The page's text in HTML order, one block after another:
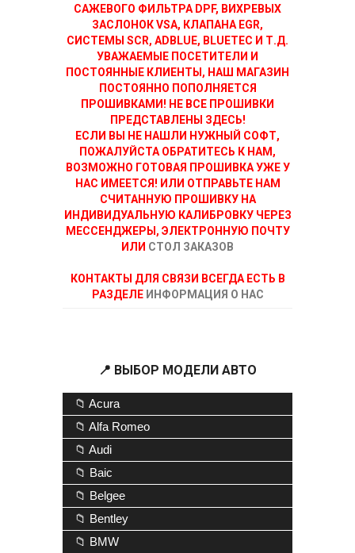
САЖЕВОГО ФИЛЬТРА DPF, ВИХРЕВЫХ
ЗАСЛОНОК VSA, КЛАПАНА EGR,
СИСТЕМЫ SCR, ADBLUE, BLUETEC И Т.Д.
УВАЖАЕМЫЕ ПОСЕТИТЕЛИ И
ПОСТОЯННЫЕ КЛИЕНТЫ, НАШ МАГАЗИН
ПОСТОЯННО ПОПОЛНЯЕТСЯ
ПРОШИВКАМИ! НЕ ВСЕ ПРОШИВКИ
ПРЕДСТАВЛЕНЫ ЗДЕСЬ!
ЕСЛИ ВЫ НЕ НАШЛИ НУЖНЫЙ СОФТ,
ПОЖАЛУЙСТА ОБРАТИТЕСЬ К НАМ,
ВОЗМОЖНО ГОТОВАЯ ПРОШИВКА УЖЕ У
НАС ИМЕЕТСЯ! ИЛИ ОТПРАВЬТЕ НАМ
СЧИТАННУЮ ПРОШИВКУ НА
ИНДИВИДУАЛЬНУЮ КАЛИБРОВКУ ЧЕРЕЗ
МЕССЕНДЖЕРЫ, ЭЛЕКТРОННУЮ ПОЧТУ
ИЛИ СТОЛ ЗАКАЗОВ
КОНТАКТЫ ДЛЯ СВЯЗИ ВСЕГДА ЕСТЬ В
РАЗДЕЛЕ ИНФОРМАЦИЯ О НАС
📍 ВЫБОР МОДЕЛИ АВТО
📁 Acura
📁 Alfa Romeo
📁 Audi
📁 Baic
📁 Belgee
📁 Bentley
📁 BMW